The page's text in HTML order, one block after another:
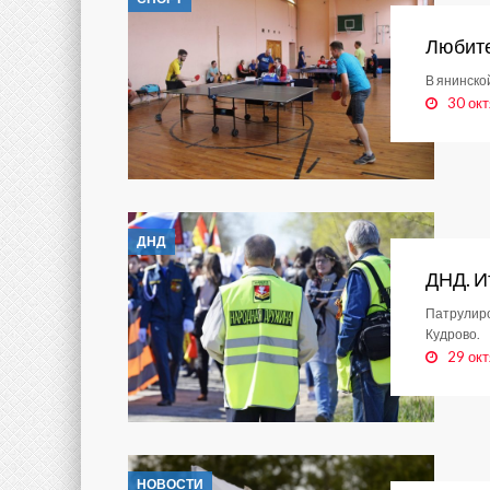
В
30
ДНД
ДНД.
Кудрово.
29
НОВОСТИ